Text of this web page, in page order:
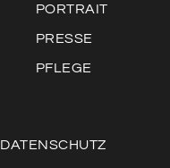
PORTRAIT
PRESSE
PFLEGE
DATENSCHUTZ